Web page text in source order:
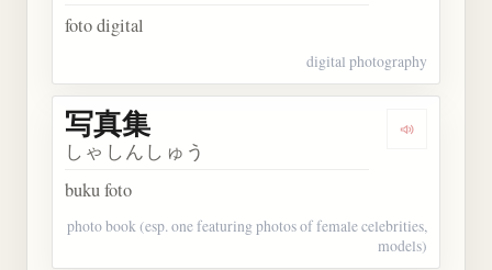
foto digital
digital photography
Dengarkan
写真集
しゃしんしゅう
buku foto
photo book (esp. one featuring photos of female celebrities,
models)